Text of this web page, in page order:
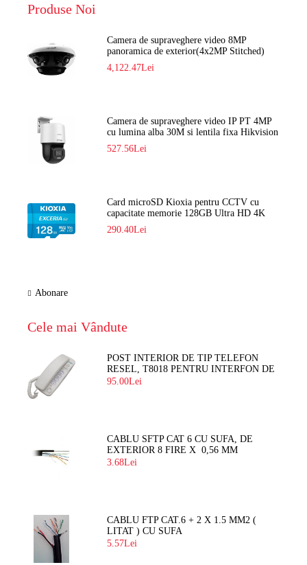
Produse Noi
Camera de supraveghere video 8MP
panoramica de exterior(4x2MP Stitched)
Navaio NGC-7482PR
4,122.47Lei
Camera de supraveghere video IP PT 4MP
cu lumina alba 30M si lentila fixa Hikvision
DS-2DE2C400SCG-E F1
527.56Lei
Card microSD Kioxia pentru CCTV cu
capacitate memorie 128GB Ultra HD 4K
LMEX2L128GG2
290.40Lei
Abonare
Cele mai Vândute
POST INTERIOR DE TIP TELEFON
RESEL, T8018 PENTRU INTERFON DE
BLOC
95.00Lei
CABLU SFTP CAT 6 CU SUFA, DE
EXTERIOR 8 FIRE X 0,56 MM
3.68Lei
CABLU FTP CAT.6 + 2 X 1.5 MM2 (
LITAT ) CU SUFA
5.57Lei